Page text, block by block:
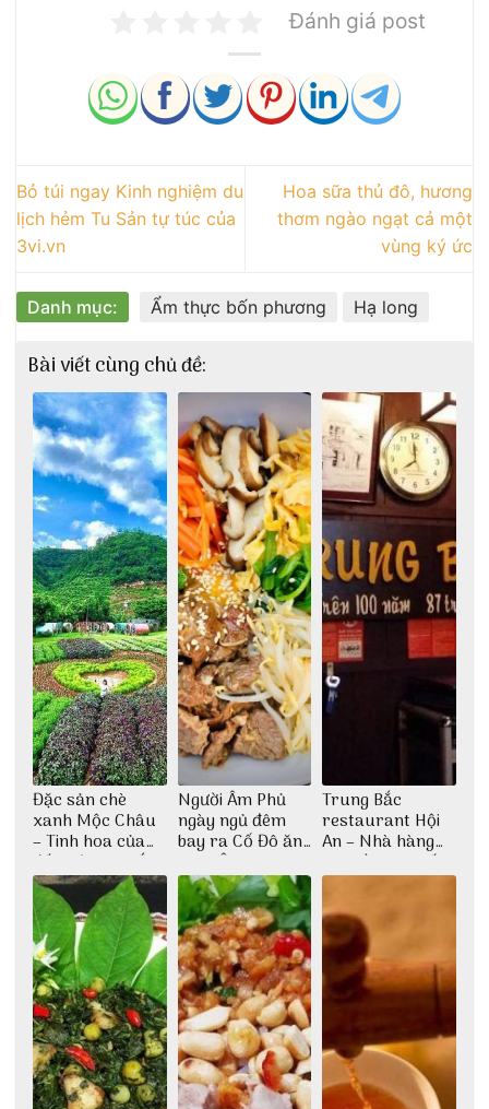
Đánh giá post
Bỏ túi ngay Kinh nghiệm du
lịch hẻm Tu Sản tự túc của
3vi.vn
Hoa sữa thủ đô, hương
thơm ngào ngạt cả một
vùng ký ức
Danh mục: Ẩm thực bốn phương Hạ long
Bài viết cùng chủ đề:
Đặc sản chè
xanh Mộc Châu
– Tinh hoa của
đất trời Tây Bắc
Người Âm Phủ
ngày ngủ đêm
bay ra Cố Đô ăn
Cơm Âm Phủ
Huế
Trung Bắc
restaurant Hội
An – Nhà hàng
cao lầu có thiết
kế vô cùng ấn
tượng giữa lòng
phố Hội